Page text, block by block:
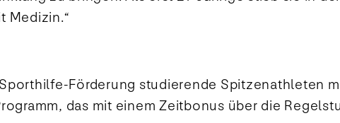
Medizin.“
Förderung studierende Spitzenathleten
das mit einem Zeitbonus über die